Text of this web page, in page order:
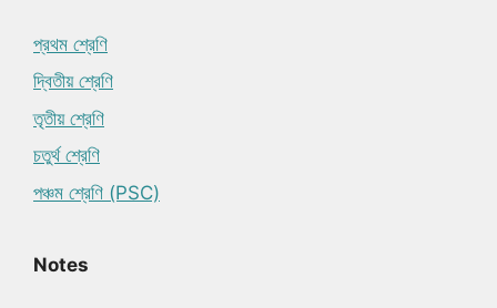
প্রথম শ্রেণি
দ্বিতীয় শ্রেণি
তৃতীয় শ্রেণি
চতুর্থ শ্রেণি
পঞ্চম শ্রেণি (PSC)
Notes